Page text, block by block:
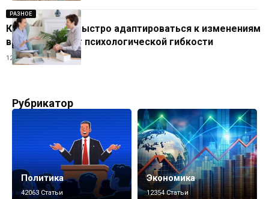
РАЗНОЕ
Как научиться быстро адаптироваться к изменениям
в жизни: секрет психологической гибкости
12.06.2026
Рубрикатор
Политика
42063 Статьи
Экономика
12354 Статьи